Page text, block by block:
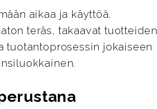
aikaa ja käyttöä.
teräs, takaavat tuotteiden
tuotantoprosessin jokaiseen